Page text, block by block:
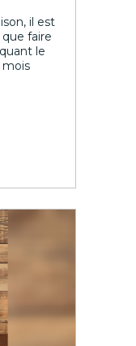
il est
faire
le
mois